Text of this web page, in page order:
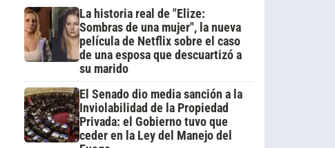
La historia real de "Elize:
Sombras de una mujer", la nueva
película de Netflix sobre el caso
de una esposa que descuartizó a
su marido
El Senado dio media sanción a la
Inviolabilidad de la Propiedad
Privada: el Gobierno tuvo que
ceder en la Ley del Manejo del